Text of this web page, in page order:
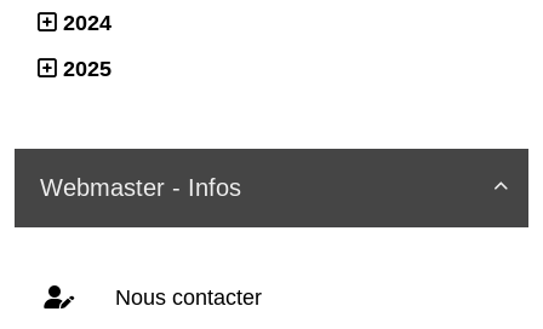
2024
2025

Webmaster - Infos
Nous contacter